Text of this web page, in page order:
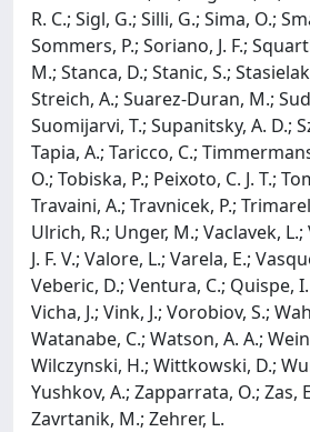
R. C.; Sigl, G.; Silli, G.; Sima, O.;
Sommers, P.; Soriano, J. F.;
M.; Stanca, D.; Stanic, S.;
Streich, A.; Suarez-Duran, M.;
Suomijarvi, T.; Supanitsky, A. D.;
Tapia, A.; Taricco, C.;
O.; Tobiska, P.; Peixoto, C. J. T.;
Travaini, A.; Travnicek, P.;
Ulrich, R.; Unger, M.; Vaclavek,
J. F. V.; Valore, L.; Varela, E.;
Veberic, D.; Ventura, C.; Quispe, I.
Vicha, J.; Vink, J.; Vorobiov, S.;
Watanabe, C.; Watson, A. A.;
Wilczynski, H.; Wittkowski, D.;
Yushkov, A.; Zapparrata, O.; Zas,
Zavrtanik, M.; Zehrer, L.